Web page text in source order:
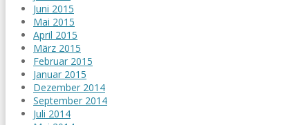
Juni 2015
Mai 2015
April 2015
März 2015
Februar 2015
Januar 2015
Dezember 2014
September 2014
Juli 2014